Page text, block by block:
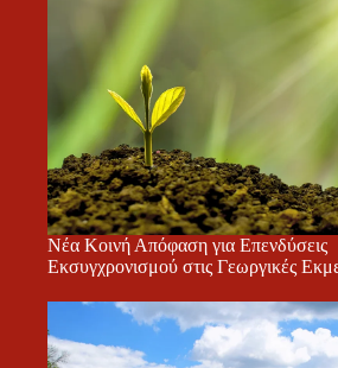
Νέα Κοινή Απόφαση για Επενδύσεις
Εκσυγχρονισμού στις Γεωργικές